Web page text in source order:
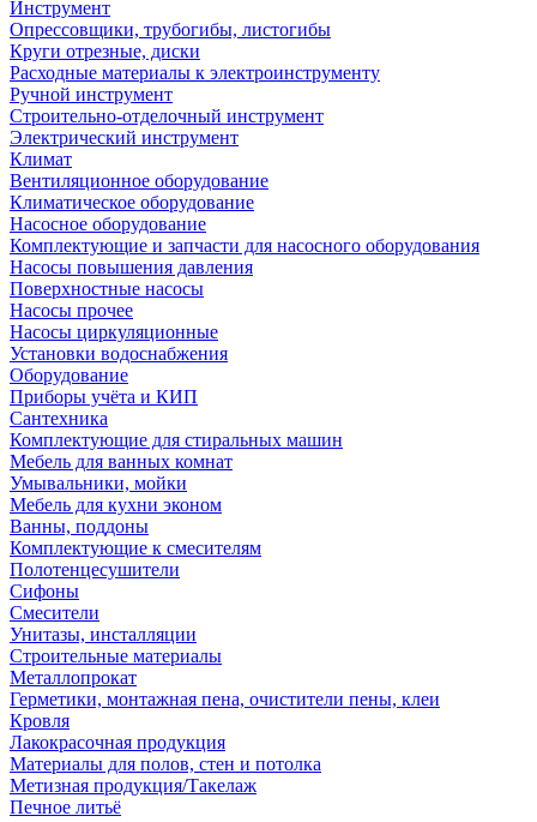
Инструмент
Опрессовщики, трубогибы, листогибы
Круги отрезные, диски
Расходные материалы к электроинструменту
Ручной инструмент
Строительно-отделочный инструмент
Электрический инструмент
Климат
Вентиляционное оборудование
Климатическое оборудование
Насосное оборудование
Комплектующие и запчасти для насосного оборудования
Насосы повышения давления
Поверхностные насосы
Насосы прочее
Насосы циркуляционные
Установки водоснабжения
Оборудование
Приборы учёта и КИП
Сантехника
Комплектующие для стиральных машин
Мебель для ванных комнат
Умывальники, мойки
Мебель для кухни эконом
Ванны, поддоны
Комплектующие к смесителям
Полотенцесушители
Сифоны
Смесители
Унитазы, инсталляции
Строительные материалы
Металлопрокат
Герметики, монтажная пена, очистители пены, клеи
Кровля
Лакокрасочная продукция
Материалы для полов, стен и потолка
Метизная продукция/Такелаж
Печное литьё